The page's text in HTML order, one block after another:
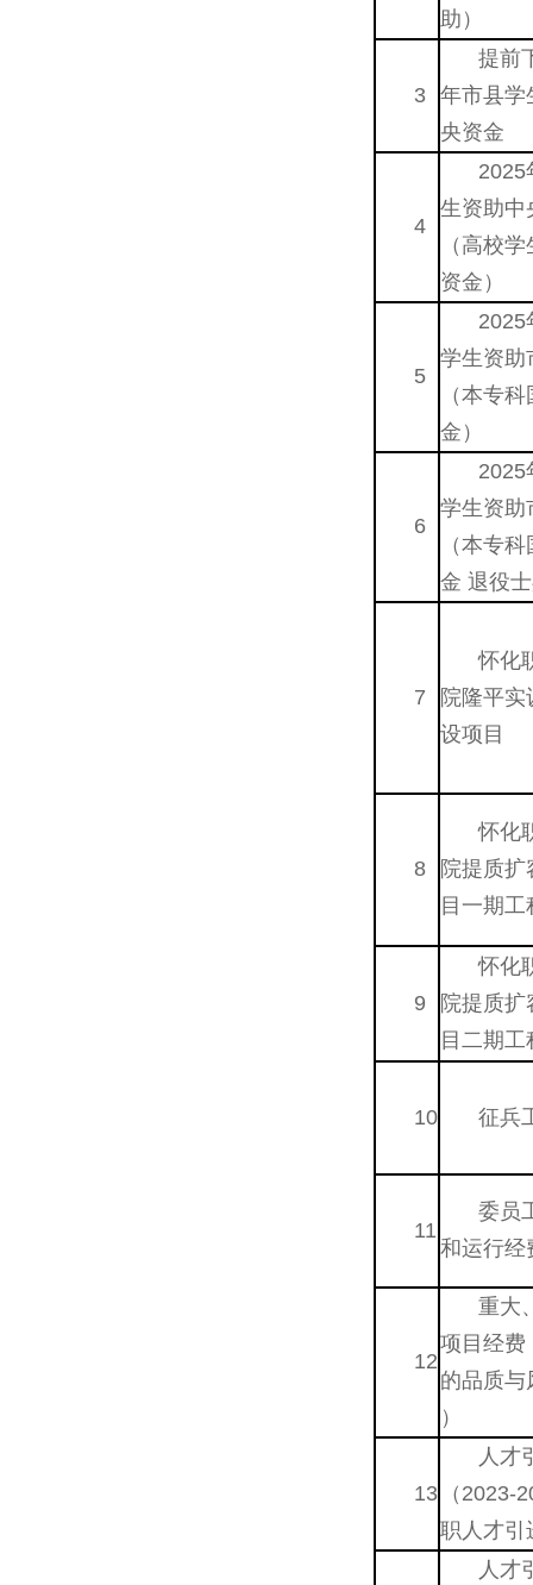
助）
3
提前
年市县学
央资金
4
2025
生资助中
（高校
资金）
5
2025
学生资助
（本专
金）
6
2025
学生资助
（本专
金 退役
7
怀化
院隆平实
设项目
8
怀化
院提质扩
目一期工
9
怀化
院提质扩
目二期工
10 征兵
11
委员
和运行经
12
重大
项目经费
的品质与
）
13
人才
（2023-
职人才引
人才